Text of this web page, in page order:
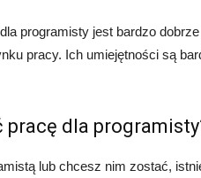
programisty jest bardzo
pracy. Ich umiejętności są
pracę dla
lub chcesz nim zostać,